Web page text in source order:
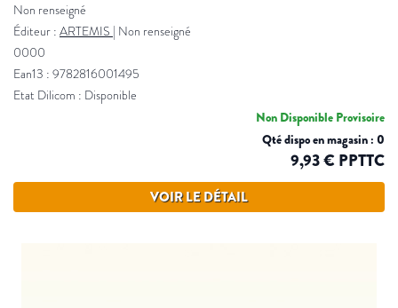
Non renseigné
Éditeur : ARTEMIS | Non renseigné
0000
Ean13 : 9782816001495
Etat Dilicom : Disponible
Non Disponible Provisoire
Qté dispo en magasin : 0
9,93 € PPTTC
VOIR LE DÉTAIL